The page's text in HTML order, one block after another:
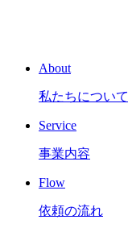
About
私たちについて
Service
事業内容
Flow
依頼の流れ